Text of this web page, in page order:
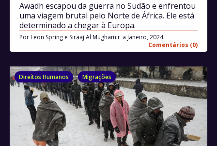
Por Leon Spring e Siraaj Al Mughamir
Janeiro, 2024
Comentários (0)
Awadh escapou da guerra no Sudão e enfrentou
uma viagem brutal pelo Norte de África. Ele está
determinado a chegar à Europa.
Direitos Humanos Migrações